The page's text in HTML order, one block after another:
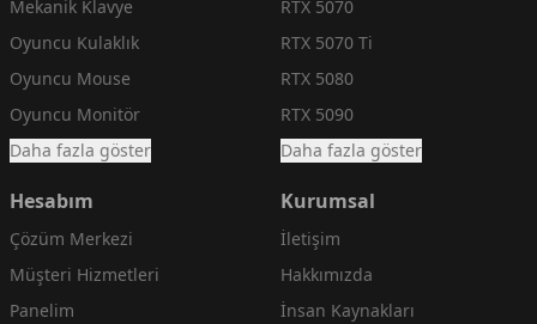
Mekanik Klavye
Oyuncu Kulaklık
Oyuncu Mouse
Oyuncu Monitör
Daha fazla göster
RTX 5070
RTX 5070 Ti
RTX 5080
RTX 5090
Daha fazla göster
Hesabım
Çözüm Merkezi
Müşteri Hizmetleri
Panelim
Kurumsal
İletişim
Hakkımızda
İnsan Kaynakları